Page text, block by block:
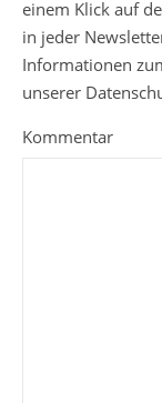
einem Klick auf
in jeder
Informationen
unserer
Kommentar